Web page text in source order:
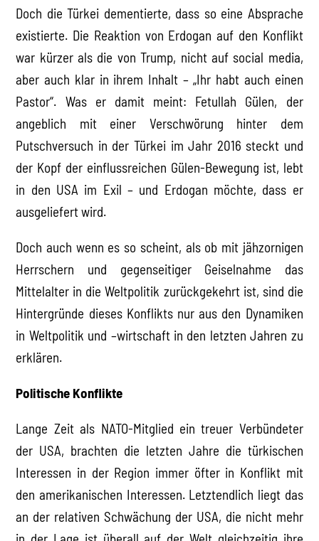
Doch die Türkei dementierte, dass so eine Absprache
existierte. Die Reaktion von Erdogan auf den Konflikt
war kürzer als die von Trump, nicht auf social media,
aber auch klar in ihrem Inhalt – „Ihr habt auch einen
Pastor“. Was er damit meint: Fetullah Gülen, der
angeblich mit einer Verschwörung hinter dem
Putschversuch in der Türkei im Jahr 2016 steckt und
der Kopf der einflussreichen Gülen-Bewegung ist, lebt
in den USA im Exil – und Erdogan möchte, dass er
ausgeliefert wird.
Doch auch wenn es so scheint, als ob mit jähzornigen
Herrschern und gegenseitiger Geiselnahme das
Mittelalter in die Weltpolitik zurückgekehrt ist, sind die
Hintergründe dieses Konflikts nur aus den Dynamiken
in Weltpolitik und –wirtschaft in den letzten Jahren zu
erklären.
Politische Konflikte
Lange Zeit als NATO-Mitglied ein treuer Verbündeter
der USA, brachten die letzten Jahre die türkischen
Interessen in der Region immer öfter in Konflikt mit
den amerikanischen Interessen. Letztendlich liegt das
an der relativen Schwächung der USA, die nicht mehr